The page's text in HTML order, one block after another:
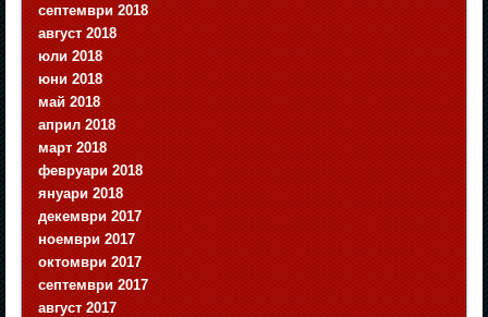
септември 2018
август 2018
юли 2018
юни 2018
май 2018
април 2018
март 2018
февруари 2018
януари 2018
декември 2017
ноември 2017
октомври 2017
септември 2017
август 2017